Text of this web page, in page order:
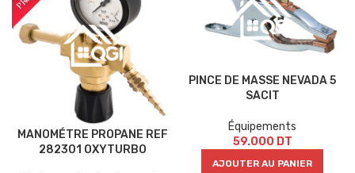
MANOMÉTRE PROPANE REF
282301 OXYTURBO
PINCE DE MASSE NEVADA 5
SACIT
Équipements
59.000 DT
AJOUTER AU PANIER